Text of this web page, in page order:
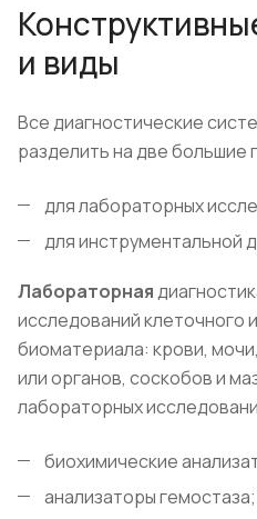
и виды
Все диагностические
разделить на две большие
для лабораторных
для инструментальной
Лабораторная
исследований клеточного
биоматериала: крови,
или органов, соскобов и
лабораторных
биохимические
анализаторы гемостаза;